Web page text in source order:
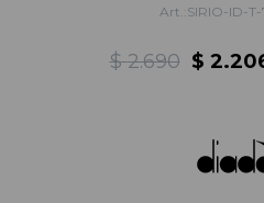
SIRIO-ID-
$
$ 2.690